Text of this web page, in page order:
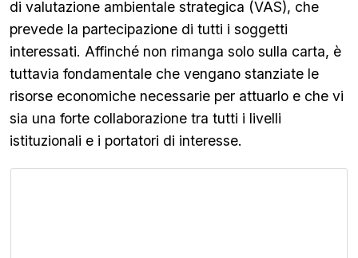
di valutazione ambientale strategica (VAS), che
prevede la partecipazione di tutti i soggetti
interessati. Affinché non rimanga solo sulla carta, è
tuttavia fondamentale che vengano stanziate le
risorse economiche necessarie per attuarlo e che vi
sia una forte collaborazione tra tutti i livelli
istituzionali e i portatori di interesse.